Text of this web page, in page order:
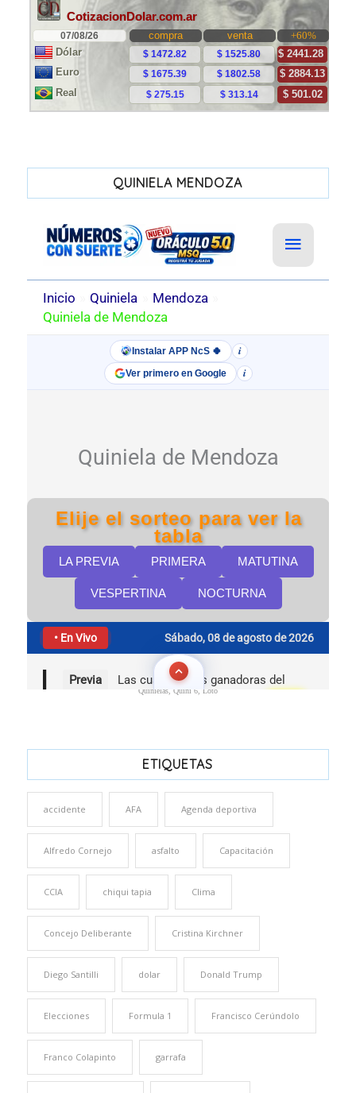
QUINIELA MENDOZA
Quinielas, Quini 6, Loto
ETIQUETAS
accidente AFA Agenda deportiva
Alfredo Cornejo asfalto Capacitación
CCIA chiqui tapia Clima
Concejo Deliberante Cristina Kirchner
Diego Santilli dolar Donald Trump
Elecciones Formula 1 Francisco Cerúndolo
Franco Colapinto garrafa